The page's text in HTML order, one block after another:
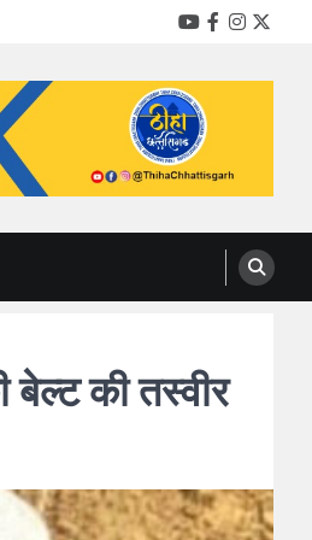
YouTube
Facebook
की तस्वीर